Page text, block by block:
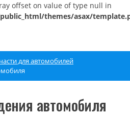
offset on value of type null in
themes/asax/
для автомобилей
автомобиля